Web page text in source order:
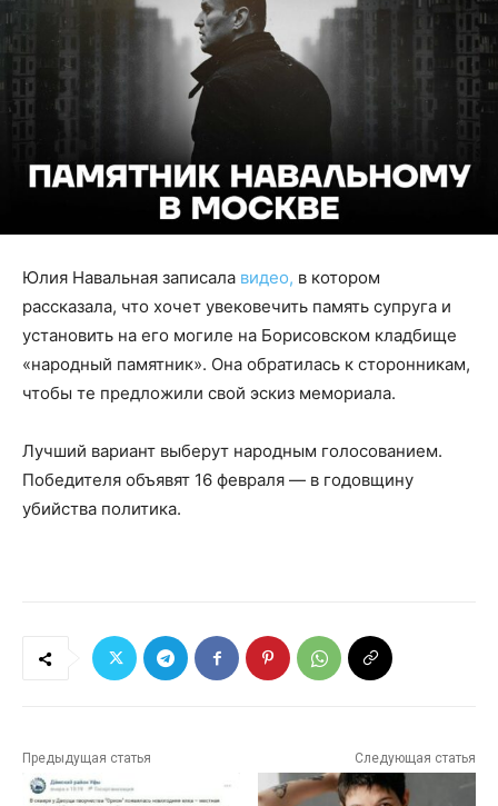
Юлия Навальная записала видео, в котором
рассказала, что хочет увековечить память супруга и
установить на его могиле на Борисовском кладбище
«народный памятник». Она обратилась к сторонникам,
чтобы те предложили свой эскиз мемориала.
Лучший вариант выберут народным голосованием.
Победителя объявят 16 февраля — в годовщину
убийства политика.
Предыдущая статья Следующая статья